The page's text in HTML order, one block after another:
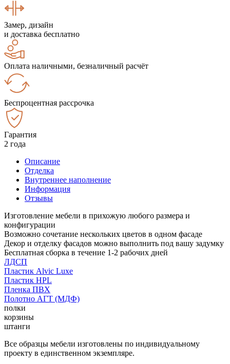
Замер, дизайн
и доставка бесплатно
Оплата наличными, безналичный расчёт
Беспроцентная рассрочка
Гарантия
2 года
Описание
Отделка
Внутреннее наполнение
Информация
Отзывы
Изготовление мебели в прихожую любого размера и
конфигурации
Возможно сочетание нескольких цветов в одном фасаде
Декор и отделку фасадов можно выполнить под вашу задумку
Бесплатная сборка в течение 1-2 рабочих дней
ЛДСП
Пластик Alvic Luxe
Пластик HPL
Пленка ПВХ
Полотно АГТ (МДФ)
полки
корзины
штанги
Все образцы мебели изготовлены по индивидуальному
проекту в единственном экземпляре.